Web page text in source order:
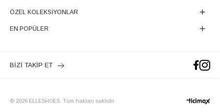
ÖZEL KOLEKSİYONLAR
EN POPÜLER
BİZİ TAKİP ET
© 2026 ELLESHOES. Tüm hakları saklıdır.